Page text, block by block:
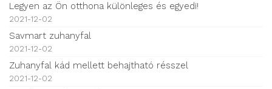
Legyen az Ön otthona különleges és egyedi!
2021-12-02
Savmart zuhanyfal
2021-12-02
Zuhanyfal kád mellett behajtható résszel
2021-12-02